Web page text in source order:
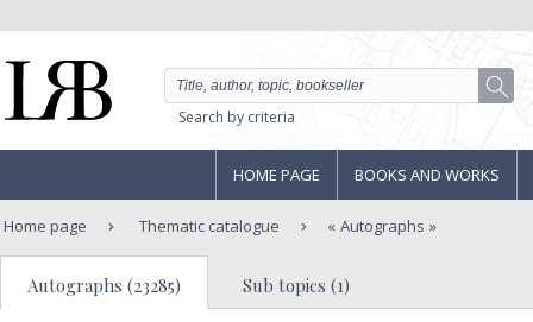
Search by criteria
HOME PAGE BOOKS AND WORKS
Home page Thematic catalogue Autographs
Autographs (23285) Sub topics (1)